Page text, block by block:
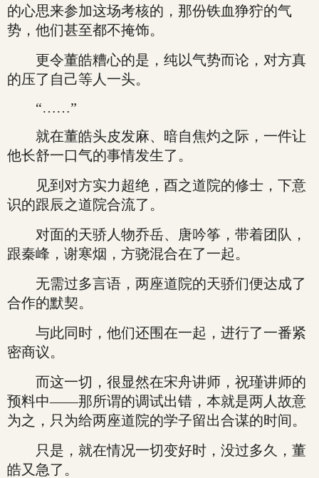
的心思来参加这场考核的，那份铁血狰狞的气
势，他们甚至都不掩饰。
更令董皓糟心的是，纯以气势而论，对方真
的压了自己等人一头。
“……”
就在董皓头皮发麻、暗自焦灼之际，一件让
他长舒一口气的事情发生了。
见到对方实力超绝，酉之道院的修士，下意
识的跟辰之道院合流了。
对面的天骄人物乔岳、唐吟筝，带着团队，
跟秦峰，谢寒烟，方骁混合在了一起。
无需过多言语，两座道院的天骄们便达成了
合作的默契。
与此同时，他们还围在一起，进行了一番紧
密商议。
而这一切，很显然在宋舟讲师，祝瑾讲师的
预料中——那所谓的调试出错，本就是两人故意
为之，只为给两座道院的学子留出合谋的时间。
只是，就在情况一切变好时，没过多久，董
皓又急了。